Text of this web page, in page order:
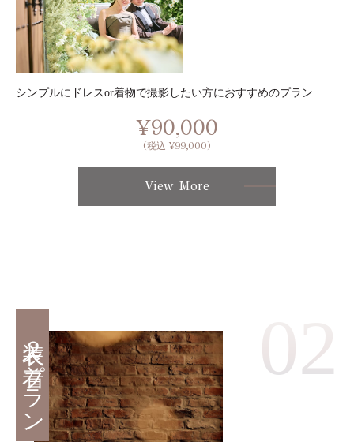
シンプルにドレスor着物で撮影したい方におすすめのプラン
¥90,000
(税込 ¥99,000)
View More
02
衣装２着プラン